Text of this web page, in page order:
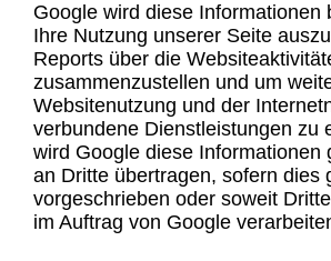
Google wird diese Informationen
Ihre Nutzung unserer Seite
Reports über die
zusammenzustellen und um
Websitenutzung und der
verbundene Dienstleistungen zu
wird Google diese Informationen
an Dritte übertragen, sofern dies
vorgeschrieben oder soweit
im Auftrag von Google